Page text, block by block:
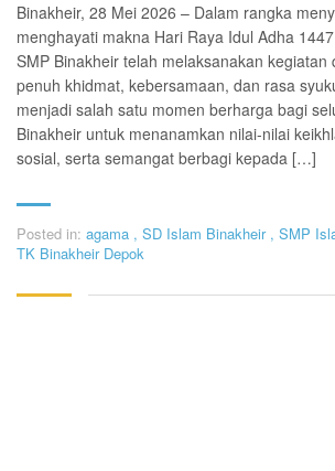
Binakheir, 28 Mei 2026 – Dalam rangka
menghayati makna Hari Raya Idul Adha
SMP Binakheir telah melaksanakan kegiatan
penuh khidmat, kebersamaan, dan rasa
menjadi salah satu momen berharga bagi
Binakheir untuk menanamkan nilai-nilai
sosial, serta semangat berbagi kepada […]
Posted in: agama , SD Islam Binakheir , SMP
TK Binakheir Depok